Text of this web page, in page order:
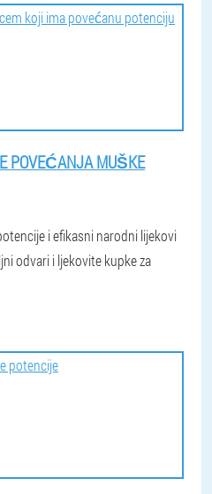
POVEĆANJA MUŠKE
i efikasni narodni lijekovi
odvari i ljekovite kupke za